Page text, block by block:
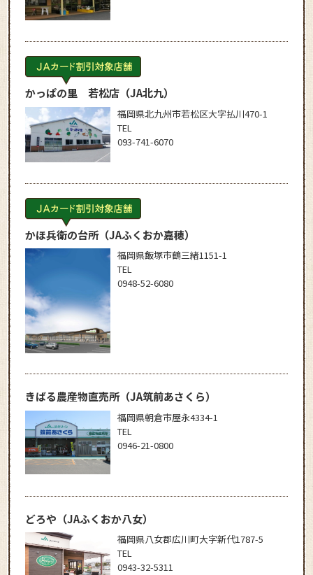
かっぱの里 若松店（JA北九）
福岡県北九州市若松区大字払川470-1
TEL
093-741-6070
かほ兵衛の台所（JAふくおか嘉穂）
福岡県飯塚市鶴三緒1151-1
TEL
0948-52-6080
きばる農産物直売所（JA筑前あさくら）
福岡県朝倉市屋永4334-1
TEL
0946-21-0800
どろや （JAふくおか八女）
福岡県八女郡広川町大字新代1787-5
TEL
0943-32-5311